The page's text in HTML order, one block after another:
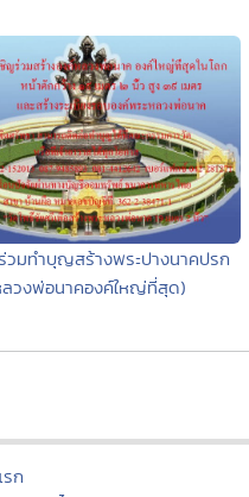
มทำบุญสร้างพระปางนาคปรก
วงพ่อนาคองค์ใหญ่ที่สุด)
ก